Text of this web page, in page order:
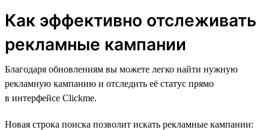
Как эффективно отслеживать
рекламные кампании
Благодаря обновлениям вы можете легко найти нужную
рекламную кампанию и отследить её статус прямо
в интерфейсе Clickme.
Новая строка поиска позволит искать рекламные кампании: